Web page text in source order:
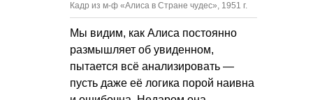
Кадр из м-ф «Алиса в Стране чудес», 1951 г.
Мы видим, как Алиса постоянно
размышляет об увиденном,
пытается всё анализировать —
пусть даже её логика порой наивна